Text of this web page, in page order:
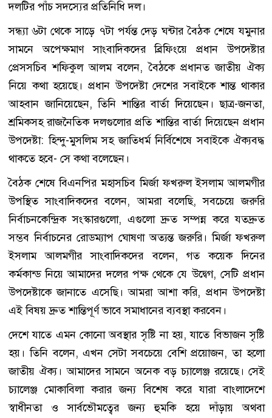
দলটির পাঁচ সদস্যের প্রতিনিধি দল।
সন্ধ্যা ৬টা থেকে সাড়ে ৭টা পর্যন্ত দেড় ঘন্টার বৈঠক শেষে যমুনার
সামনে অপেক্ষমাণ সাংবাদিকদের ব্রিফিংয়ে প্রধান উপদেষ্টার
প্রেসসচিব শফিকুল আলম বলেন, বৈঠকে প্রধানত জাতীয় ঐক্য
নিয়ে কথা হয়েছে। প্রধান উপদেষ্টা দেশের সবাইকে শান্ত থাকার
আহবান জানিয়েছেন, তিনি শান্তির বার্তা দিয়েছেন। ছাত্র-জনতা,
শ্রমিকসহ রাজনৈতিক দলগুলোর প্রতি শান্তির বার্তা দিয়েছেন প্রধান
উপদেষ্টা: হিন্দু-মুসলিম সহ জাতিধর্ম নির্বিশেষে সবাইকে ঐক্যবদ্ধ
থাকতে হবে- সে কথা বলেছেন।
বৈঠক শেষে বিএনপির মহাসচিব মির্জা ফখরুল ইসলাম আলমগীর
উপস্থিত সাংবাদিকদের বলেন, আমরা বলেছি, সবচেয়ে জরুরি
নির্বাচনকেন্দ্রিক সংস্কারগুলো, এগুলো দ্রুত সম্পন্ন করে যতদ্রুত
সম্ভব নির্বাচনের রোডম্যাপ ঘোষণা অত্যন্ত জরুরি। মির্জা ফখরুল
ইসলাম আলমগীর সাংবাদিকদের বলেন, গত কয়েক দিনের
কর্মকান্ড নিয়ে আমাদের দলের পক্ষ থেকে যে উদ্বেগ, সেটি প্রধান
উপদেষ্টাকে জানাতে এসেছি। আমরা আশা করি, প্রধান উপদেষ্টা
এই বিষয় দ্রুত শান্তিপূর্ণ ভাবে সমাধানের ব্যবস্থা করবেন।
দেশে যাতে এমন কোনো অবস্থার সৃষ্টি না হয়, যাতে বিভাজন সৃষ্টি
হয়। তিনি বলেন, এখন সেটা সবচেয়ে বেশি প্রয়োজন, তা হলো
জাতীয় ঐক্য। আমাদের সামনে অনেক বড় চ্যালেঞ্জ রয়েছে। সেই
চ্যালেঞ্জ মোকাবিলা করার জন্য বিশেষ করে যারা বাংলাদেশে
স্বাধীনতা ও সার্বভৌমত্বের জন্য হুমকি হয়ে দাঁড়ায় অথবা